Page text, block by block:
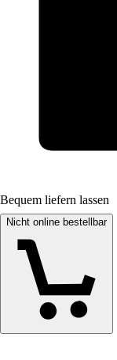
Bequem liefern lassen
Nicht online bestellbar